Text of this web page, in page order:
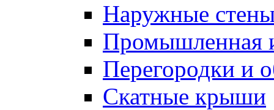
Наружные
Промышленная
Перегородки и
Скатные крыши